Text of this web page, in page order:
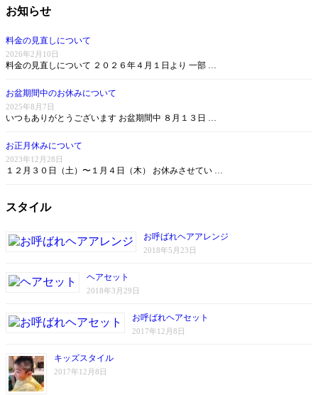
お知らせ
料金の見直しについて
2026年2月10日
料金の見直しについて ２０２６年４月１日より 一部 …
お盆期間中のお休みについて
2025年8月7日
いつもありがとうございます お盆期間中 ８月１３日 …
お正月休みについて
2023年12月28日
１２月３０日（土）〜１月４日（木） お休みさせてい …
スタイル
お呼ばれヘアアレンジ
2018年5月23日
ヘアセット
2018年3月29日
お呼ばれヘアセット
2017年12月8日
キッズスタイル
2017年12月8日